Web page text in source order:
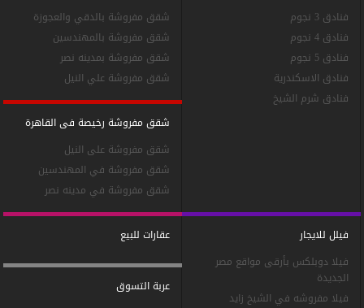
فنادق 3 نجوم
فنادق 4 نجوم
فنادق 5 نجوم
فنادق الاسكندرية
فنادق شرم الشيخ
شقق مفروشة بالدقي والعجوزة
شقق مفروشة بالمهندسين
شقق مفروشة بمدينه نصر
شقق مفروشة علي النيل
شقق مفروشة رخيصة فى القاهرة
شقق مفروشة على النيل
شقق مفروشة في المهندسين
شقق مفروشة في مدينه نصر
فيلل للايجار
فيلا دوبلكس بأرقى مواقع مصر
الجديدة
فيلا مفروشه في الشيخ زايد
عقارات للبيع
عربة التسوق